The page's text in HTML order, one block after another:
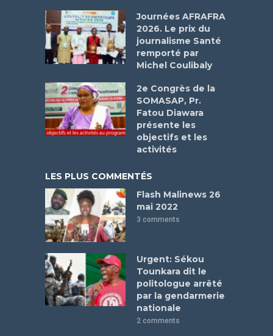
Journées AFRAFRA
2026. Le prix du
journalisme Santé
remporté par
Michel Coulibaly
2e Congrès de la
SOMASAP, Pr.
Fatou Diawara
présente les
objectifs et les
activités
LES PLUS COMMENTÉS
Flash Malinews 26
mai 2022
3 comments
Urgent: Sékou
Tounkara dit le
politologue arrêté
par la gendarmerie
nationale
2 comments